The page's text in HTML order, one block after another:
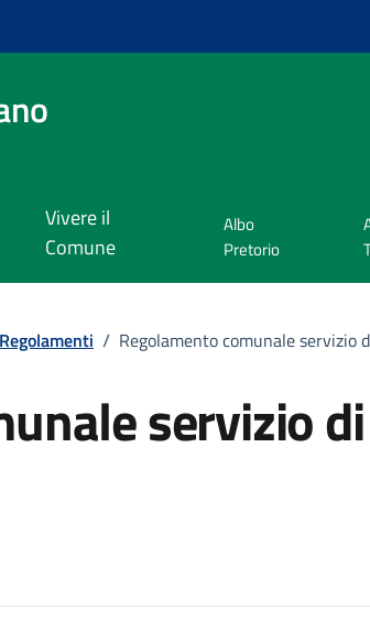
Vivere il
Comune
Albo
Pretorio
Regolamenti / Regolamento comunale servizio
servizio di